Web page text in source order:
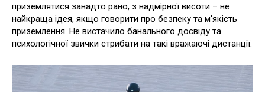
приземлятися занадто рано, з надмірної висоти – не
найкраща ідея, якщо говорити про безпеку та м'якість
приземлення. Не вистачило банального досвіду та
психологічної звички стрибати на такі вражаючі дистанції.